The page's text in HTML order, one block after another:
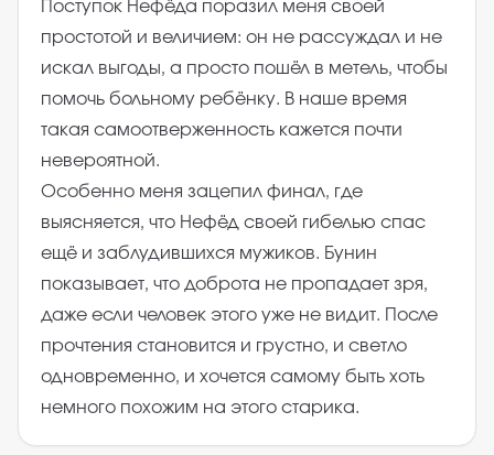
Поступок Нефёда поразил меня своей
простотой и величием: он не рассуждал и не
искал выгоды, а просто пошёл в метель, чтобы
помочь больному ребёнку. В наше время
такая самоотверженность кажется почти
невероятной.
Особенно меня зацепил финал, где
выясняется, что Нефёд своей гибелью спас
ещё и заблудившихся мужиков. Бунин
показывает, что доброта не пропадает зря,
даже если человек этого уже не видит. После
прочтения становится и грустно, и светло
одновременно, и хочется самому быть хоть
немного похожим на этого старика.